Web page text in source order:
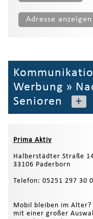
Adresse anzeigen
Werbung »
Senioren
+
Prima Aktiv
Halberstädter Straße
33106 Paderborn
Telefon: 05251 297 30
Mobil bleiben im
mit einer großer